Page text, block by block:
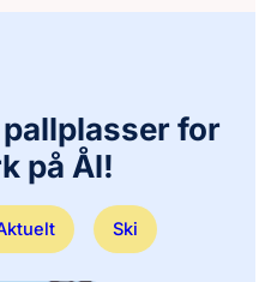
for
på Ål!
Ski